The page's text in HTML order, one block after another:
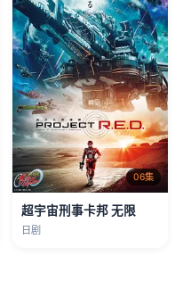
06集
超宇宙刑事卡邦 无限
日剧